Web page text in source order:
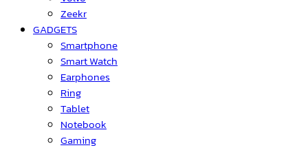
Zeekr
GADGETS
Smartphone
Smart Watch
Earphones
Ring
Tablet
Notebook
Gaming